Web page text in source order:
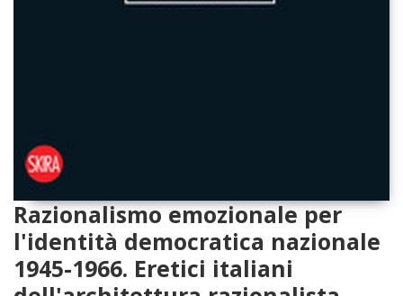
Razionalismo emozionale per
l'identità democratica nazionale
1945-1966. Eretici italiani